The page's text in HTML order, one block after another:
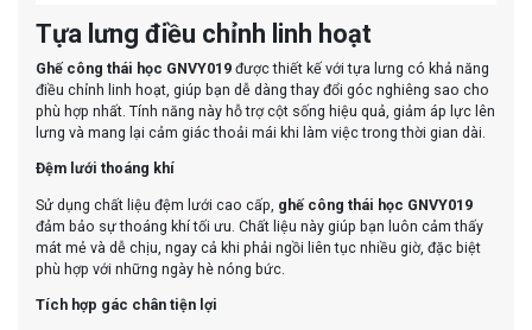
Tựa lưng điều chỉnh linh hoạt
Ghế công thái học GNVY019 được thiết kế với tựa lưng có khả năng
điều chỉnh linh hoạt, giúp bạn dễ dàng thay đổi góc nghiêng sao cho
phù hợp nhất. Tính năng này hỗ trợ cột sống hiệu quả, giảm áp lực lên
lưng và mang lại cảm giác thoải mái khi làm việc trong thời gian dài.
Đệm lưới thoáng khí
Sử dụng chất liệu đệm lưới cao cấp, ghế công thái học GNVY019
đảm bảo sự thoáng khí tối ưu. Chất liệu này giúp bạn luôn cảm thấy
mát mẻ và dễ chịu, ngay cả khi phải ngồi liên tục nhiều giờ, đặc biệt
phù hợp với những ngày hè nóng bức.
Tích hợp gác chân tiện lợi